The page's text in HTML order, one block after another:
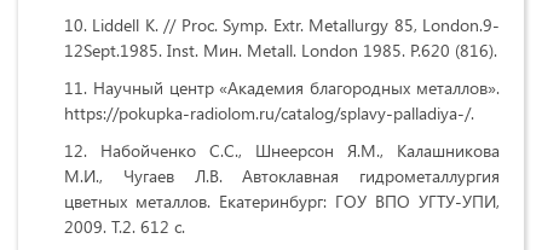
Liddell K. // Proc. Symp. Extr. Metallurgy 85, London.9-
12Sept.1985. Inst. Мин. Metall. London 1985. P.620 (816).
Научный центр «Академия благородных металлов».
https://pokupka-radiolom.ru/catalog/splavy-palladiya-/.
Набойченко С.С., Шнеерсон Я.М., Калашникова
М.И., Чугаев Л.В. Автоклавная гидрометаллургия
цветных металлов. Екатеринбург: ГОУ ВПО УГТУ-УПИ,
2009. Т.2. 612 с.